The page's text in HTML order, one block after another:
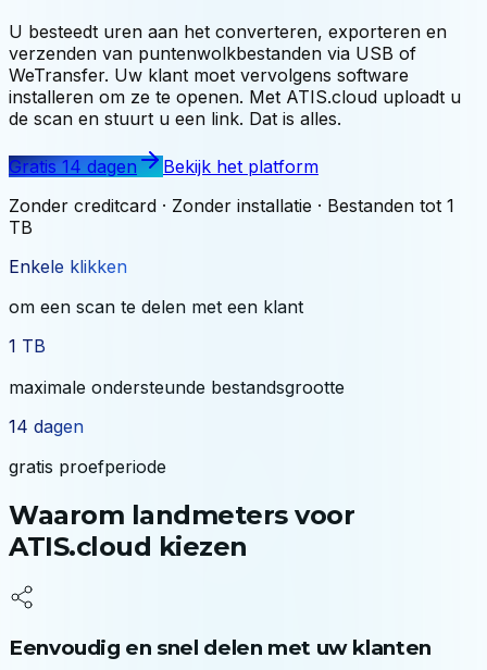
U besteedt uren aan het converteren, exporteren en
verzenden van puntenwolkbestanden via USB of
WeTransfer. Uw klant moet vervolgens software
installeren om ze te openen. Met ATIS.cloud uploadt u
de scan en stuurt u een link. Dat is alles.
Gratis 14 dagen
Bekijk het platform
Zonder creditcard · Zonder installatie · Bestanden tot 1
TB
Enkele klikken
om een scan te delen met een klant
1 TB
maximale ondersteunde bestandsgrootte
14 dagen
gratis proefperiode
Waarom landmeters voor
ATIS.cloud kiezen
Eenvoudig en snel delen met uw klanten